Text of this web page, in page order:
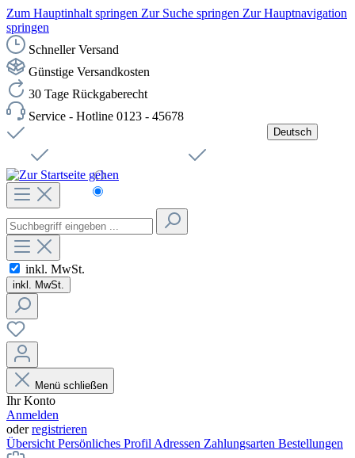
Zum Hauptinhalt springen Zur Suche springen Zur Hauptnavigation
springen
Schneller Versand
Günstige Versandkosten
30 Tage Rückgaberecht
Service - Hotline 0123 - 45678
Deutsch
Čeština
inkl. MwSt.
inkl. MwSt.
Menü schließen
Ihr Konto
Anmelden
oderregistrieren
Übersicht Persönliches Profil Adressen Zahlungsarten Bestellungen